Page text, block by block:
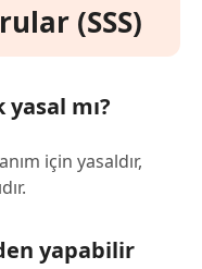
(SSS)
mı?
için yasaldır,
yapabilir